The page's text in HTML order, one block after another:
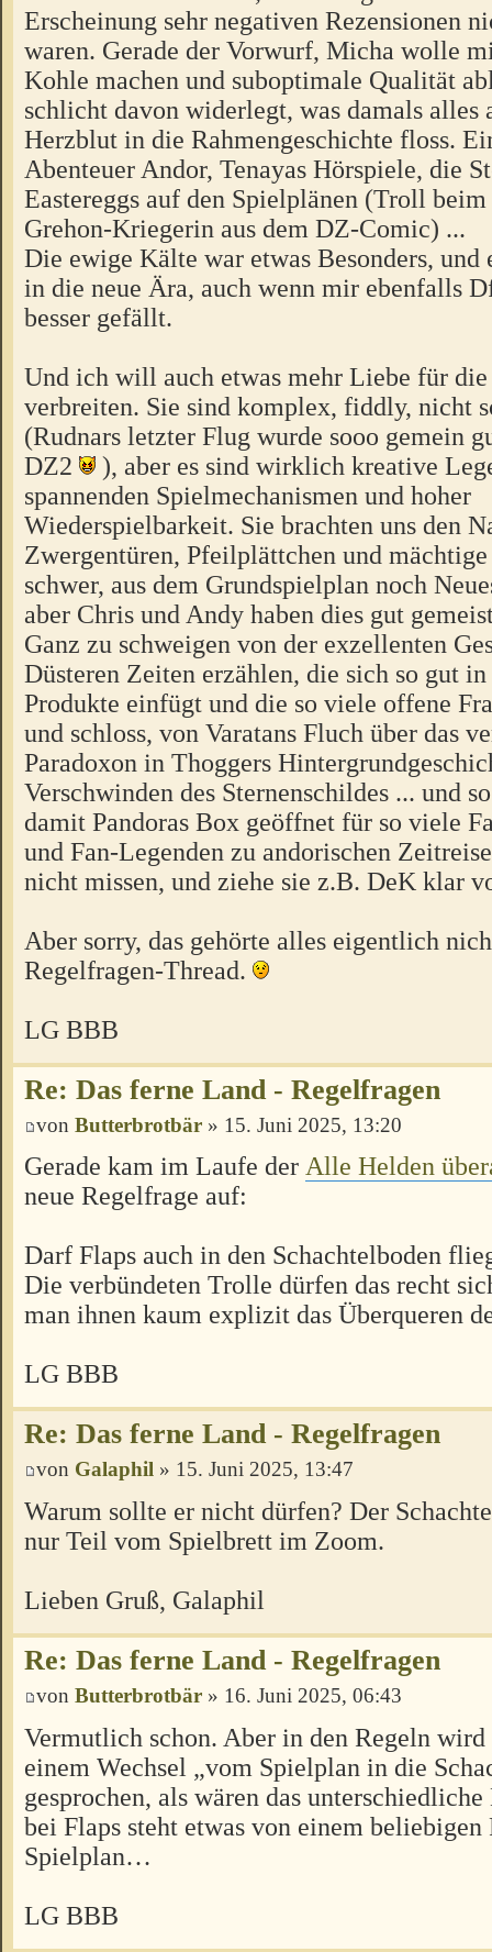
Erscheinung sehr negativen Rezensionen
waren. Gerade der Vorwurf, Micha wolle
Kohle machen und suboptimale Qualität
schlicht davon widerlegt, was damals alles
Herzblut in die Rahmengeschichte floss.
Abenteuer Andor, Tenayas Hörspiele, die
Eastereggs auf den Spielplänen (Troll
Grehon-Kriegerin aus dem DZ-Comic) ...
Die ewige Kälte war etwas Besonders, und
in die neue Ära, auch wenn mir ebenfalls
besser gefällt.
Und ich will auch etwas mehr Liebe für
verbreiten. Sie sind komplex, fiddly, nicht
(Rudnars letzter Flug wurde sooo gemein
DZ2
), aber es sind wirklich kreative
spannenden Spielmechanismen und hoher
Wiederspielbarkeit. Sie brachten uns den
Zwergentüren, Pfeilplättchen und
schwer, aus dem Grundspielplan noch
aber Chris und Andy haben dies gut
Ganz zu schweigen von der exzellenten
Düsteren Zeiten erzählen, die sich so gut in
Produkte einfügt und die so viele offene
und schloss, von Varatans Fluch über das
Paradoxon in Thoggers
Verschwinden des Sternenschildes ... und
damit Pandoras Box geöffnet für so viele
und Fan-Legenden zu andorischen
nicht missen, und ziehe sie z.B. DeK klar
Aber sorry, das gehörte alles eigentlich
Regelfragen-Thread.
LG BBB
Re: Das ferne Land - Regelfragen
von Butterbrotbär » 15. Juni 2025, 13:20
Gerade kam im Laufe der Alle Helden
neue Regelfrage auf:
Darf Flaps auch in den Schachtelboden
Die verbündeten Trolle dürfen das recht
man ihnen kaum explizit das Überqueren
LG BBB
Re: Das ferne Land - Regelfragen
von Galaphil » 15. Juni 2025, 13:47
Warum sollte er nicht dürfen? Der
nur Teil vom Spielbrett im Zoom.
Lieben Gruß, Galaphil
Re: Das ferne Land - Regelfragen
von Butterbrotbär » 16. Juni 2025, 06:43
Vermutlich schon. Aber in den Regeln
einem Wechsel „vom Spielplan in die
gesprochen, als wären das
bei Flaps steht etwas von einem beliebigen
Spielplan…
LG BBB